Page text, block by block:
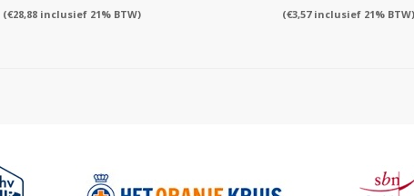
(€28,88inclusief 21% BTW) (€3,57inclusief 21% BTW)